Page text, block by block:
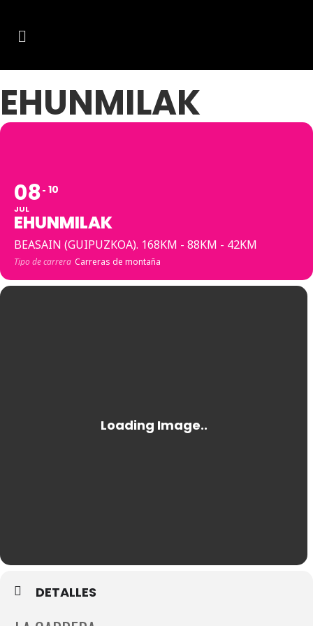
EHUNMILAK
08
JUL
10
EHUNMILAK
BEASAIN (GUIPUZKOA). 168KM - 88KM - 42KM
Tipo de carrera Carreras de montaña
DETALLES